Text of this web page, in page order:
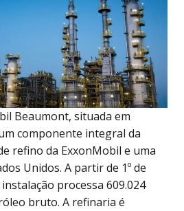
Beaumont, situada em
componente integral da
refino da ExxonMobil e uma
Unidos. A partir de 1º de
processa 609.024
bruto. A refinaria é